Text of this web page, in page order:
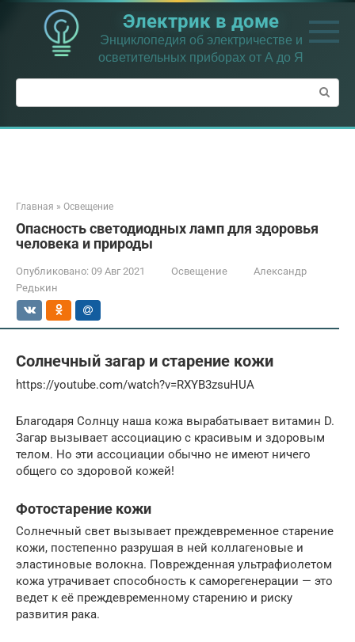
Перейти
контенту
Электрик в доме
Энциклопедия об электричестве и
осветительных приборах от А до Я
Поиск:
Главная » Освещение
Опасность светодиодных ламп для здоровья
человека и природы
Опубликовано: 09 Авг 2021 Освещение
Александр
Редькин
Солнечный загар и старение кожи
https://youtube.com/watch?v=RXYB3zsuHUA
Благодаря Солнцу наша кожа вырабатывает витамин D.
Загар вызывает ассоциацию с красивым и здоровым
телом. Но эти ассоциации обычно не имеют ничего
общего со здоровой кожей!
Фотостарение кожи
Солнечный свет вызывает преждевременное старение
кожи, постепенно разрушая в ней коллагеновые и
эластиновые волокна. Поврежденная ультрафиолетом
кожа утрачивает способность к саморегенерации — это
ведет к её преждевременному старению и риску
развития рака.